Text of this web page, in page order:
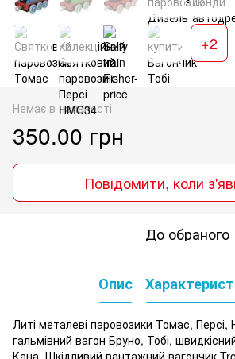
+2
Немає в наявності
350.00 грн
Повідомити, коли
До обраного
Опис
Литі металеві паровозики Томас, Персі,
гальмівний вагон Бруно, Тобі,
Кана, Шкідливий вантажний вагончик